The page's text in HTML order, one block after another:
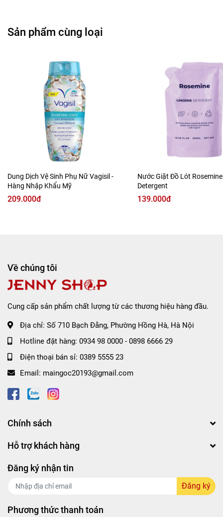
🧡 Màu Cam:bổ sung Axit Ascorbic giúp chống viêm, giảm
thiểu tối đa nguy cơ bị viêm, nhiễm khuẩn.
🌊 Màu xanh dương đậm
: cấp ẩm, chống khô, chống
viêm.
💧 Xanh dương dạng gel (hoa lan chuông)
🌱 Xanh lá dạng gel (cúc la mã)
: mùi hương dễ chịu cùng
đang mắc các vấn đề về phụ khoa.
Sản phẩm cùng loại
Dung Dịch Vệ Sinh Phụ Nữ Vagisil -
Hàng Nhập Khẩu Mỹ
209.000đ
Nước Giặt Đồ Lót
Detergent
139.000đ
Về chúng tôi
Cung cấp sản phẩm chất lượng từ các thương hiệu hàng đầu.
Địa chỉ: Số 710 Bạch Đằng, Phường Hồng Hà, Hà Nội
Hotline đặt hàng: 0934 98 0000 - 0898 6666 29
Điện thoại bán sỉ: 0389 5555 23
Email: maingoc20193@gmail.com
Chính sách
Hỗ trợ khách hàng
Đăng ký nhận tin
Đăng ký
Phương thức thanh toán